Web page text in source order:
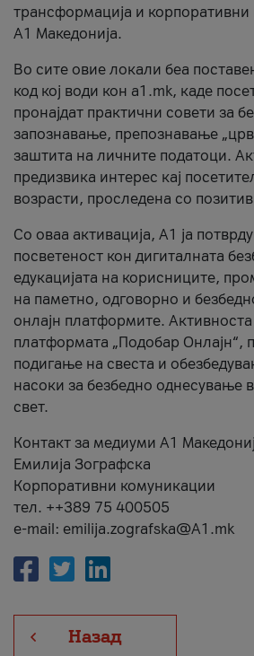
трансформација и
А1 Македонија.
Во сите овие локали беа
код кој води кон a1.mk, каде
пронајдат практични совети за
запознавање, препознавање
заштита на личните податоци.
предизвика интерес кај
возрасти, проследена со
Со оваа активација, А1 ја
посветеност кон дигиталната
едукацијата на корисниците,
на паметно, одговорно и
онлајн платформите.
платформата „Подобар Онлајн“,
подигање на свеста и
насоки за безбедно однесување
свет.
Контакт за медиуми А1
Емилија Зографска
Корпоративни комуникации
тел. ++389 75 400505
e-mail: emilija.zografska@A1.mk
Назад